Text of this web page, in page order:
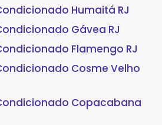
Humaitá RJ
Gávea RJ
Flamengo RJ
Cosme Velho
Copacabana